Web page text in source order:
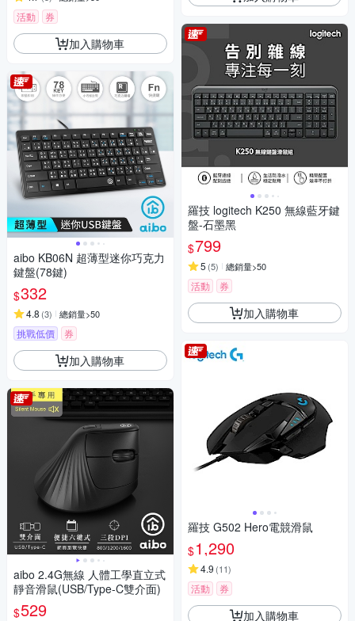
活動 券
加入購物車
aibo KB06N 超薄型迷你巧克力
鍵盤(78鍵)
$332
4.8 (3) 總銷量>50
挑戰低價 券
加入購物車
aibo 2.4G無線 人體工學直立式
靜音滑鼠(USB/Type-C雙介面)
$529
羅技 logitech K250 無線藍牙鍵
盤-石墨黑
$799
5 (5) 總銷量>50
活動 券
加入購物車
羅技 G502 Hero電競滑鼠
$1,290
4.9 (11)
活動 券
加入購物車